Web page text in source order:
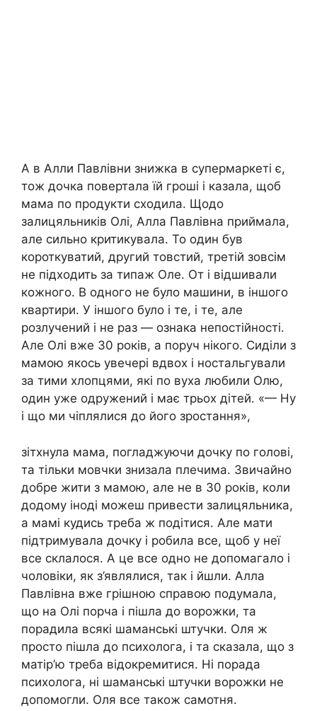
А в Алли Павлівни знижка в супермаркеті є,
тож дочка повертала їй гроші і казала, щоб
мама по продукти сходила. Щодо
залицяльників Олі, Алла Павлівна приймала,
але сильно критикувала. То один був
короткуватий, другий товстий, третій зовсім
не підходить за типаж Оле. От і відшивали
кожного. В одного не було машини, в іншого
квартири. У іншого було і те, і те, але
розлучений і не раз — ознака непостійності.
Але Олі вже 30 років, а поруч нікого. Сиділи з
мамою якось увечері вдвох і ностальгували
за тими хлопцями, які по вуха любили Олю,
один уже одружений і має трьох дітей. «— Ну
і що ми чіплялися до його зростання»,
зітхнула мама, погладжуючи дочку по голові,
та тільки мовчки знизала плечима. Звичайно
добре жити з мамою, але не в 30 років, коли
додому іноді можеш привести залицяльника,
а мамі кудись треба ж подітися. Але мати
підтримувала дочку і робила все, щоб у неї
все склалося. А це все одно не допомагало і
чоловіки, як з’являлися, так і йшли. Алла
Павлівна вже грішною справою подумала,
що на Олі порча і пішла до ворожки, та
порадила всякі шаманські штучки. Оля ж
просто пішла до психолога, і та сказала, що з
матір’ю треба відокремитися. Ні порада
психолога, ні шаманські штучки ворожки не
допомогли. Оля все також самотня.